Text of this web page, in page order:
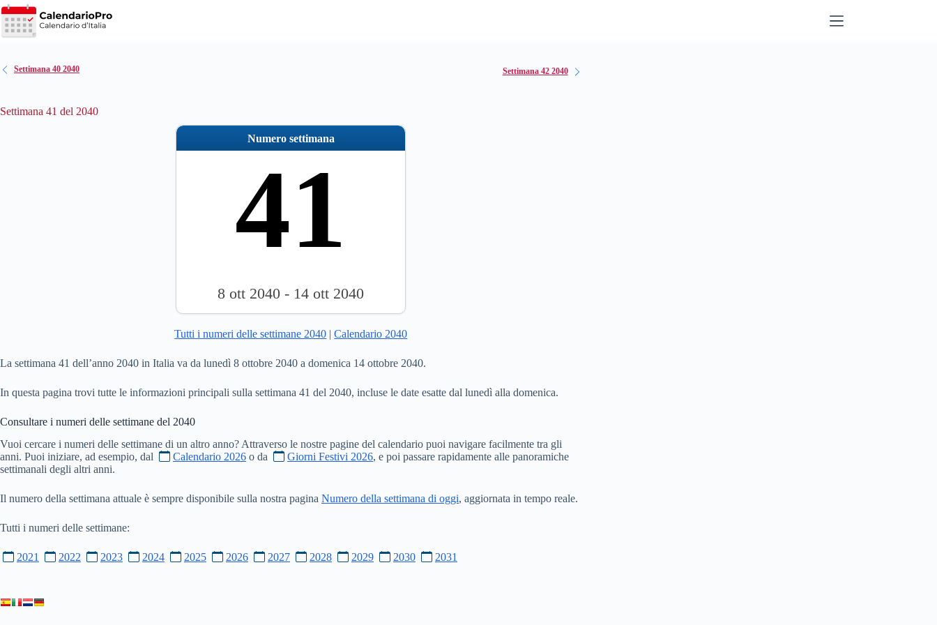
Salta
al
contenuto
Settimana 40 2040 Settimana 42 2040
Settimana 41 del 2040
Numero settimana
41
8 ott 2040 - 14 ott 2040
Tutti i numeri delle settimane 2040 |Calendario 2040
La settimana 41 dell’anno 2040 in Italia va da lunedì 8 ottobre 2040 a domenica 14 ottobre 2040.
In questa pagina trovi tutte le informazioni principali sulla settimana 41 del 2040, incluse le date esatte dal lunedì alla domenica.
Consultare i numeri delle settimane del 2040
Vuoi cercare i numeri delle settimane di un altro anno? Attraverso le nostre pagine del calendario puoi navigare facilmente tra gli
anni. Puoi iniziare, ad esempio, dal
Calendario 2026 o da Giorni Festivi 2026, e poi passare rapidamente alle panoramiche
settimanali degli altri anni.
Il numero della settimana attuale è sempre disponibile sulla nostra pagina Numero della settimana di oggi, aggiornata in tempo reale.
Tutti i numeri delle settimane:
2021 2022 2023 2024 2025 2026 2027 2028 2029 2030 2031